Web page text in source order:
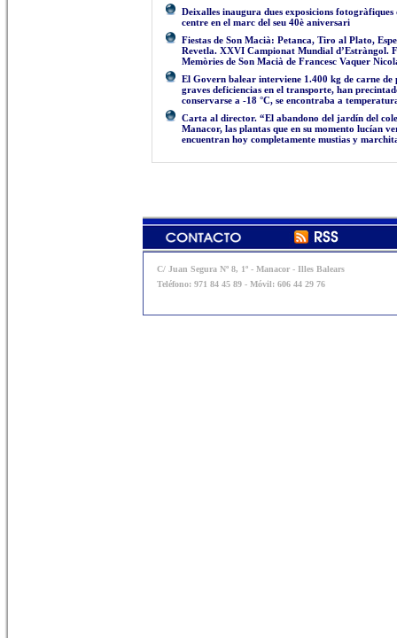
Deixalles inaugura dues exposicions fotogràfiques
centre en el marc del seu 40è aniversari
Fiestas de Son Macià: Petanca, Tiro al Plato,
Revetla. XXVI Campionat Mundial d’Estràngol.
Memòries de Son Macià de Francesc Vaquer
El Govern balear interviene 1.400 kg de carne de
graves deficiencias en el transporte, han
conservarse a -18 °C, se encontraba a
Carta al director. “El abandono del jardín del
Manacor, las plantas que en su momento lucían
encuentran hoy completamente mustias y
C/ Juan Segura Nº 8, 1º - Manacor - Illes Balears
Teléfono: 971 84 45 89 - Móvil: 606 44 29 76